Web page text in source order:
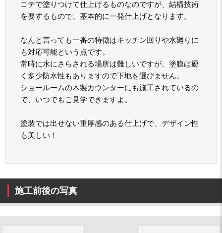
コテで塗りつけて仕上げるものなのですが、結構技術
を要するもので、基本的に一発仕上げとなります。
なんと言っても一番の特徴はキッチン回りや水廻りに
も対応可能という点です。
常時に水にさらされる場所は難しいですが、塗膜は硬
く多少防水性もありますので下地を選びません。
ショールームの木製カウンターにも施工されているの
で、いつでもご見学できますよ。
塗装では出せない重厚感のある仕上げで、デザイン性
も美しい！
施工前後の写真